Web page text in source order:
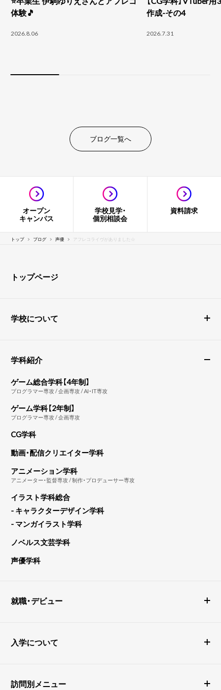
体験🎵
2026.8.06
作成-その4
2026.7.31
ブログ一覧へ
オープン
キャンパス
学校見学・
個別相談会
資料請求
トップ ブログ 声優 アフレコライヴがありました☆
トップページ
学校について
学科紹介
ゲーム総合学科【4年制】
プログラマー専攻 / 企画専攻 / AI・IT専攻
ゲーム学科【2年制】
プログラマー専攻 / 企画専攻
CG学科
動画・配信クリエイター学科
アニメーション学科
アニメーター・監督専攻 / 制作・プロデューサー専攻
イラスト学科総合
- キャラクターデザイン学科
- マンガイラスト学科
ノベルス文芸学科
声優学科
就職・デビュー
入学について
訪問別メニュー